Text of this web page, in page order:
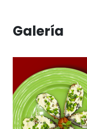
Galería